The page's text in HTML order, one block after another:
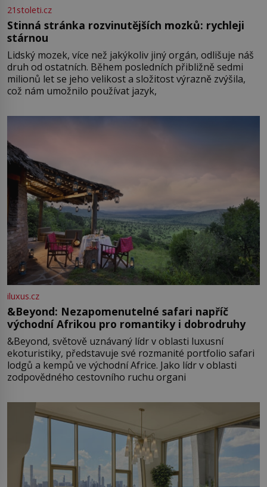
21stoleti.cz
Stinná stránka rozvinutějších mozků: rychleji
stárnou
Lidský mozek, více než jakýkoliv jiný orgán, odlišuje náš
druh od ostatních. Během posledních přibližně sedmi
milionů let se jeho velikost a složitost výrazně zvýšila,
což nám umožnilo používat jazyk,
iluxus.cz
&Beyond: Nezapomenutelné safari napříč
východní Afrikou pro romantiky i dobrodruhy
&Beyond, světově uznávaný lídr v oblasti luxusní
ekoturistiky, představuje své rozmanité portfolio safari
lodgů a kempů ve východní Africe. Jako lídr v oblasti
zodpovědného cestovního ruchu organi